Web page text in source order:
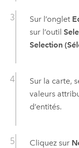
Sur l’onglet
sur l’outil
Selection
Sur la carte,
valeurs
d’entités.
Cliquez sur